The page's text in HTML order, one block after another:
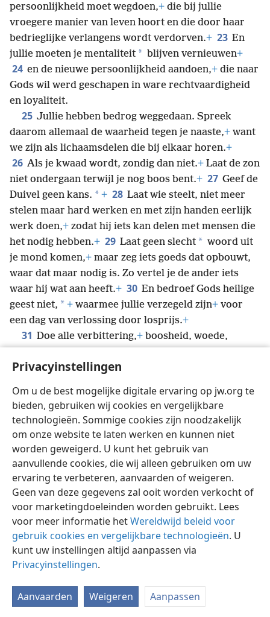
Privacyinstellingen
Om u de best mogelijke digitale ervaring op jw.org te
bieden, gebruiken wij cookies en vergelijkbare
technologieën. Sommige cookies zijn noodzakelijk
om onze website te laten werken en kunnen niet
worden geweigerd. U kunt het gebruik van
aanvullende cookies, die wij alleen gebruiken om uw
ervaring te verbeteren, aanvaarden of weigeren.
Geen van deze gegevens zal ooit worden verkocht of
voor marketingdoeleinden worden gebruikt. Lees
voor meer informatie hetWereldwijd beleid voor
gebruik cookies en vergelijkbare technologieën. U
kunt uw instellingen altijd aanpassen via
Privacyinstellingen.
Aanvaarden Weigeren Aanpassen
persoonlijkheid moet wegdoen,+ die bij jullie
vroegere manier van leven hoort en die door haar
bedrieglijke verlangens wordt verdorven.+ 23 En
jullie moeten je mentaliteit * blijven vernieuwen+
24 en de nieuwe persoonlijkheid aandoen,+ die naar
Gods wil werd geschapen in ware rechtvaardigheid
en loyaliteit.
25 Jullie hebben bedrog weggedaan. Spreek
daarom allemaal de waarheid tegen je naaste,+ want
we zijn als lichaamsdelen die bij elkaar horen.+
26 Als je kwaad wordt, zondig dan niet.+ Laat de zon
niet ondergaan terwijl je nog boos bent.+ 27 Geef de
Duivel geen kans. * + 28 Laat wie steelt, niet meer
stelen maar hard werken en met zijn handen eerlijk
werk doen,+ zodat hij iets kan delen met mensen die
het nodig hebben.+ 29 Laat geen slecht * woord uit
je mond komen,+ maar zeg iets goeds dat opbouwt,
waar dat maar nodig is. Zo vertel je de ander iets
waar hij wat aan heeft.+ 30 En bedroef Gods heilige
geest niet, * + waarmee jullie verzegeld zijn+ voor
een dag van verlossing door losprijs.+
31 Doe alle verbittering,+ boosheid, woede,
wat kwetsend is.
+ 32 Wees juist vriendelijk voor
van harte, net zoals God jullie door Christus van
harte vergeven heeft. +
Nederlands Delen Instellingen
Copyright © 2026 Watch Tower Bible and Tract Society of Pennsylvania
Gebruiksvoorwaarden Privacybeleid
Privacyinstellingen
JW.ORG
Inloggen